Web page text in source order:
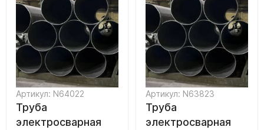
Артикул: N64022
Труба
электросварная
Артикул: N63823
Труба
электросварная